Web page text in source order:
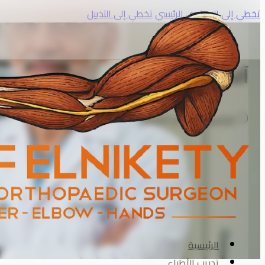
تخطي إلى المحتوى الرئيسيتخطي إلى التذييل
الرئيسية
آلام المرفق
الرئيسية آلام المرفق